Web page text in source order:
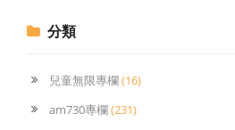
分類
兒童無限專欄(16)
am730專欄(231)